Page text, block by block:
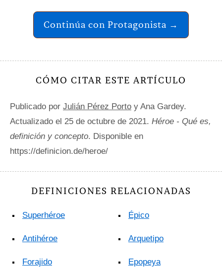
Continúa con Protagonista →
CÓMO CITAR ESTE ARTÍCULO
Publicado por Julián Pérez Porto y Ana Gardey.
Actualizado el 25 de octubre de 2021. Héroe - Qué es,
definición y concepto. Disponible en
https://definicion.de/heroe/
DEFINICIONES RELACIONADAS
Superhéroe
Antihéroe
Forajido
Épico
Arquetipo
Epopeya